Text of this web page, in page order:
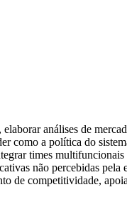
análises de
a política do
times
não percebidas
competitividade,